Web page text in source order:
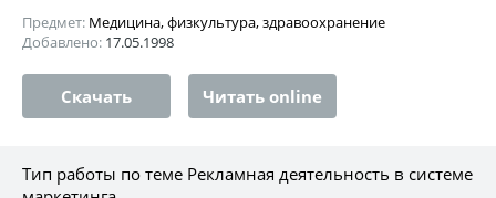
Предмет: Медицина, физкультура, здравоохранение
Добавлено: 17.05.1998
Скачать Читать online
Тип работы по теме Рекламная деятельность в системе